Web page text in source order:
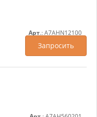
Арт.: A7AHN12100
Запросить